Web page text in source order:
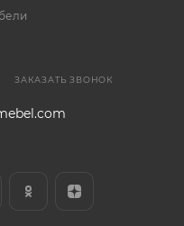
ЗАКАЗАТЬ ЗВОНОК